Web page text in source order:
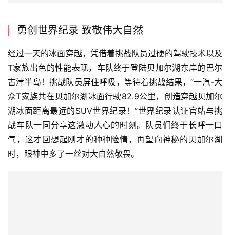
旅
行
家
车
讯
快
报
勇创世界纪录 致敬伟大自然
经过一天的冰面穿越，凭借着挑战队员过硬的驾驶技术以及
T家族出色的性能表现，车队终于登陆贝加尔湖东岸的巴尔
古津半岛！挑战队员屏住呼吸，等待着挑战结果，“一汽-大
众T家族共在贝加尔湖冰面行驶82.9公里，创造穿越贝加尔
湖冰面距离最远的SUV世界纪录！”世界纪录认证官站与挑
战车队一同分享这激动人心的时刻。队员们终于长呼一口
气，这才回想起刚才的种种险情，再望向神秘的贝加尔湖
时，眼神中多了一丝对大自然敬畏。